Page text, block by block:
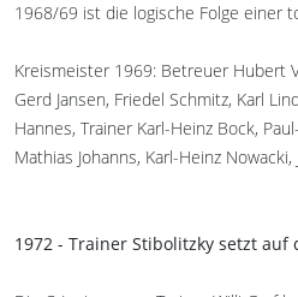
1968/69 ist die logische Folge einer
Kreismeister 1969: Betreuer Hubert
Gerd Jansen, Friedel Schmitz, Karl
Hannes, Trainer Karl-Heinz Bock,
Mathias Johanns, Karl-Heinz Nowacki,
1972 - Trainer Stibolitzky setzt auf